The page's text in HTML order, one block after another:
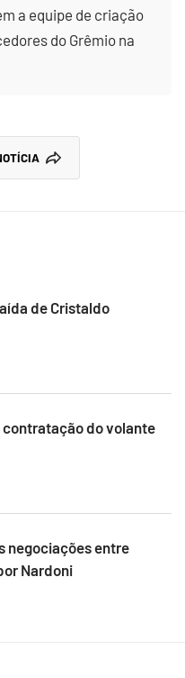
a equipe de criação
do Grêmio na
de Cristaldo
contratação do volante
negociações entre
Nardoni